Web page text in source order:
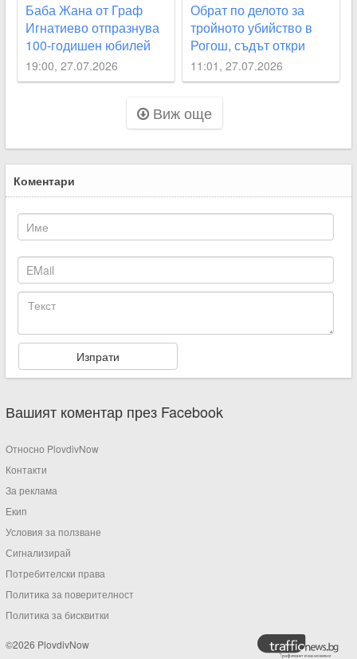
Баба Жана от Граф
Игнатиево отпразнува
100-годишен юбилей
19:00, 27.07.2026
Обрат по делото за
тройното убийство в
Рогош, съдът откри
неясноти около
смъртта на две от
жертвите
11:01, 27.07.2026
Виж още
Коментари
Вашият коментар през Facebook
Относно PlovdivNow
Контакти
За реклама
Екип
Условия за ползване
Сигнализирай
Потребителски права
Политика за поверителност
Политика за бисквитки
©2026 PlovdivNow